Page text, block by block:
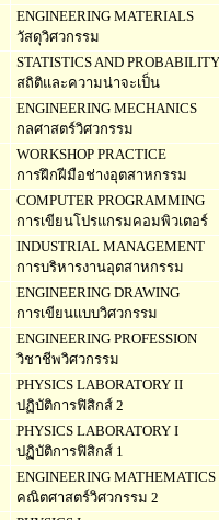
ENGINEERING MATERIALS
วัสดุวิศวกรรม
STATISTICS AND PROBABILITY
สถิติและความน่าจะเป็น
ENGINEERING MECHANICS
กลศาสตร์วิศวกรรม
WORKSHOP PRACTICE
การฝึกฝีมือช่างอุตสาหกรรม
COMPUTER PROGRAMMING
การเขียนโปรแกรมคอมพิวเตอร์
INDUSTRIAL MANAGEMENT
การบริหารงานอุตสาหกรรม
ENGINEERING DRAWING
การเขียนแบบวิศวกรรม
ENGINEERING PROFESSION
วิชาชีพวิศวกรรม
PHYSICS LABORATORY II
ปฏิบัติการฟิสิกส์ 2
PHYSICS LABORATORY I
ปฏิบัติการฟิสิกส์ 1
ENGINEERING MATHEMATICS
คณิตศาสตร์วิศวกรรม 2